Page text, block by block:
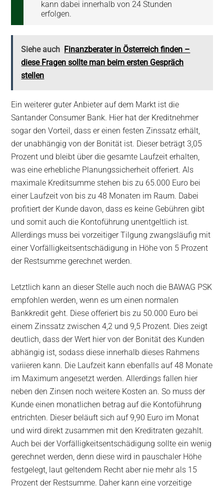
kann dabei innerhalb von 24 Stunden
erfolgen.
Siehe auch Finanzberater in Österreich finden –
diese Fragen sollte man beim ersten Gespräch
stellen
Ein weiterer guter Anbieter auf dem Markt ist die
Santander Consumer Bank. Hier hat der Kreditnehmer
sogar den Vorteil, dass er einen festen Zinssatz erhält,
der unabhängig von der Bonität ist. Dieser beträgt 3,05
Prozent und bleibt über die gesamte Laufzeit erhalten,
was eine erhebliche Planungssicherheit offeriert. Als
maximale Kreditsumme stehen bis zu 65.000 Euro bei
einer Laufzeit von bis zu 48 Monaten im Raum. Dabei
profitiert der Kunde davon, dass es keine Gebühren gibt
und somit auch die Kontoführung unentgeltlich ist.
Allerdings muss bei vorzeitiger Tilgung zwangsläufig mit
einer Vorfälligkeitsentschädigung in Höhe von 5 Prozent
der Restsumme gerechnet werden.
Letztlich kann an dieser Stelle auch noch die BAWAG PSK
empfohlen werden, wenn es um einen normalen
Bankkredit geht. Diese offeriert bis zu 50.000 Euro bei
einem Zinssatz zwischen 4,2 und 9,5 Prozent. Dies zeigt
deutlich, dass der Wert hier von der Bonität des Kunden
abhängig ist, sodass diese innerhalb dieses Rahmens
variieren kann. Die Laufzeit kann ebenfalls auf 48 Monate
im Maximum angesetzt werden. Allerdings fallen hier
neben den Zinsen noch weitere Kosten an. So muss der
Kunde einen monatlichen betrag auf die Kontoführung
entrichten. Dieser beläuft sich auf 9,90 Euro im Monat
und wird direkt zusammen mit den Kreditraten gezahlt.
Auch bei der Vorfälligkeitsentschädigung sollte ein wenig
gerechnet werden, denn diese wird in pauschaler Höhe
festgelegt, laut geltendem Recht aber nie mehr als 15
Prozent der Restsumme. Daher kann eine vorzeitige